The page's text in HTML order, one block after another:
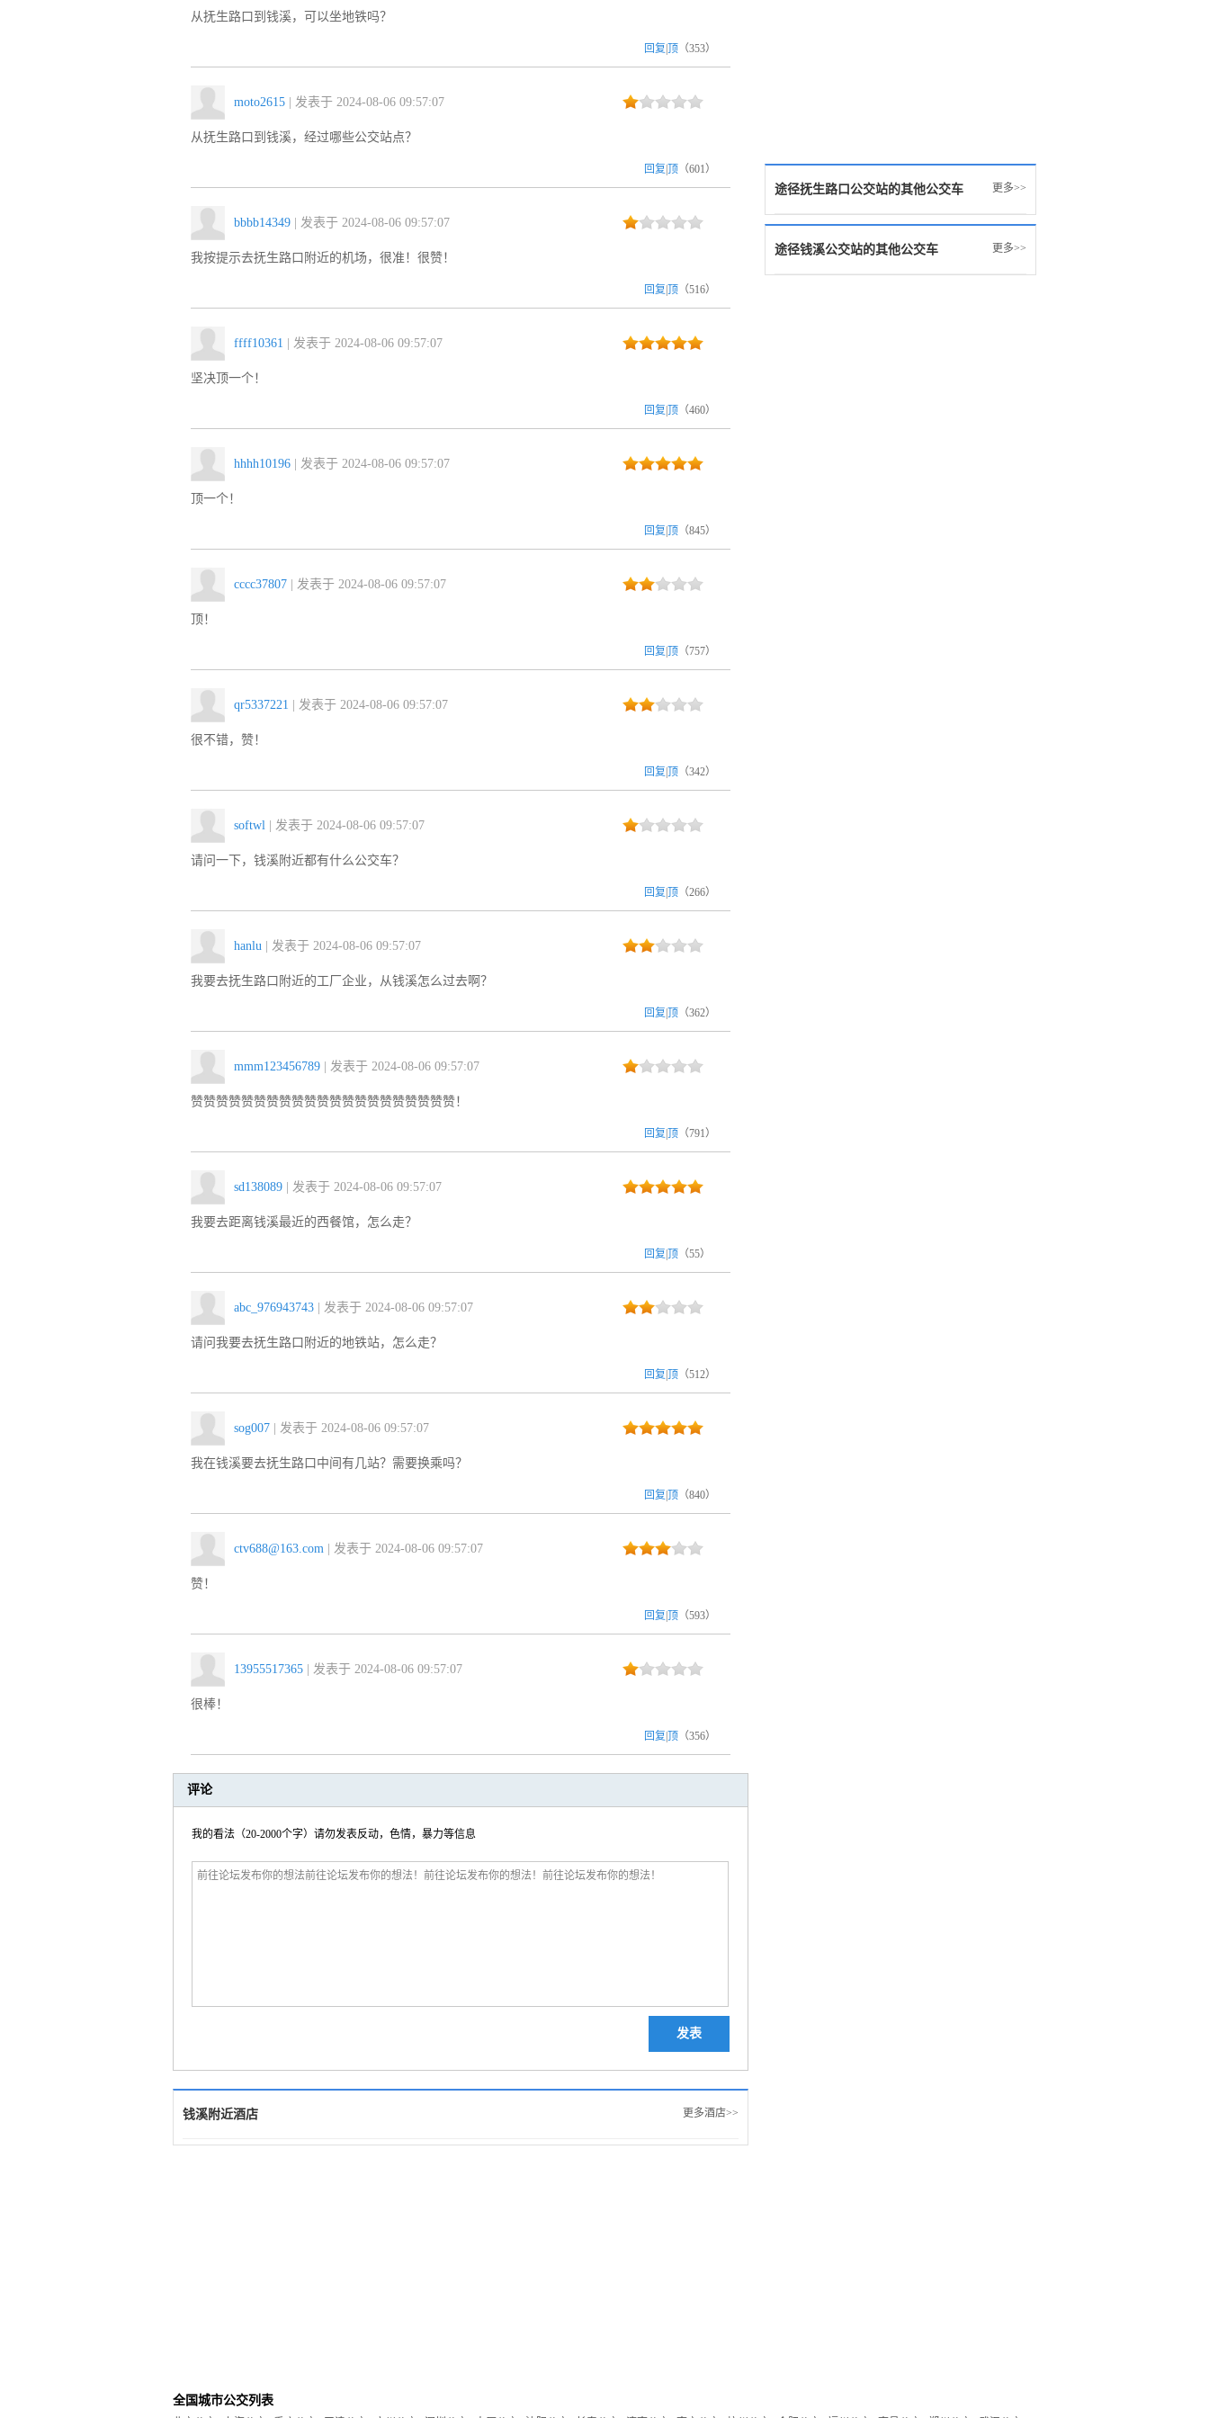
从抚生路口到钱溪，可以坐地铁吗？
回复 顶 （353）
moto2615 | 发表于 2024-08-06 09:57:07
从抚生路口到钱溪，经过哪些公交站点？
回复 顶 （601）
bbbb14349 | 发表于 2024-08-06 09:57:07
我按提示去抚生路口附近的机场，很准！很赞！
回复 顶 （516）
ffff10361 | 发表于 2024-08-06 09:57:07
坚决顶一个！
回复 顶 （460）
hhhh10196 | 发表于 2024-08-06 09:57:07
顶一个！
回复 顶 （845）
cccc37807 | 发表于 2024-08-06 09:57:07
顶！
回复 顶 （757）
qr5337221 | 发表于 2024-08-06 09:57:07
很不错，赞！
回复 顶 （342）
softwl | 发表于 2024-08-06 09:57:07
请问一下，钱溪附近都有什么公交车？
回复 顶 （266）
hanlu | 发表于 2024-08-06 09:57:07
我要去抚生路口附近的工厂企业，从钱溪怎么过去啊？
回复 顶 （362）
mmm123456789 | 发表于 2024-08-06 09:57:07
赞赞赞赞赞赞赞赞赞赞赞赞赞赞赞赞赞赞赞赞赞！
回复 顶 （791）
sd138089 | 发表于 2024-08-06 09:57:07
我要去距离钱溪最近的西餐馆，怎么走？
回复 顶 （55）
abc_976943743 | 发表于 2024-08-06 09:57:07
请问我要去抚生路口附近的地铁站，怎么走？
回复 顶 （512）
sog007 | 发表于 2024-08-06 09:57:07
我在钱溪要去抚生路口中间有几站？需要换乘吗？
回复 顶 （840）
ctv688@163.com | 发表于 2024-08-06 09:57:07
赞！
回复 顶 （593）
13955517365 | 发表于 2024-08-06 09:57:07
很棒！
回复 顶 （356）
评论
我的看法（20-2000个字）请勿发表反动，色情，暴力等信息
发表
更多酒店>>
钱溪附近酒店
更多>>
途径抚生路口公交站的其他公交车
更多>>
途径钱溪公交站的其他公交车
全国城市公交列表